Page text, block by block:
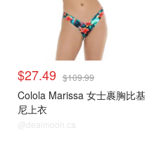
$27.49 $109.99
Colola Marissa 女士裹胸比基
尼上衣
@dealmoon.ca